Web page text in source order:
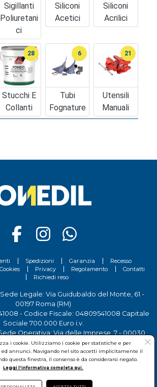
Sigillanti
Poliuretani
Ci
Siliconi
Acetici
Siliconi
Acrilici
Stucchi E
Collanti
28
Tubi
Fognature
6
Utensili
Manuali
21
Spedizioni Garanzia
Recesso
Cookies Privacy Regolamento
Contatti
Richiedi reso
Sede Legale: Via Guidubaldo del Monte, 61 -
00197 Roma (RM)
- Codice Fiscale: 04809541008 Capitale
Sociale 700.000 Euro i.v.
Operativa: Via delle Imprese, 7 - 00030
San Cesareo (RM)
i cookie. Utilizziamo i cookie per statistiche e per
ed annunci. Navigando nel sito accetti implicitamente il
questa finestra, il consenso è da considerarsi negato.
Leggi l'informativa completa qui.